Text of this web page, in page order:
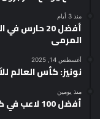
منذ 3 أيام
أفضل 20
المرمى
أغسطس 14, 2025
نونيز: كأس العالم
منذ يومين
أفضل 100 لاعب في كأس العالم 2026